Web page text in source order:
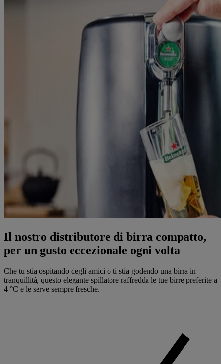
Il nostro distributore di birra compatto,
per un gusto eccezionale ogni volta
Che tu stia ospitando degli amici o ti stia godendo una birra in
tranquillità, questo elegante spillatore raffredda le tue birre preferite a
4 °C e le serve sempre fresche.